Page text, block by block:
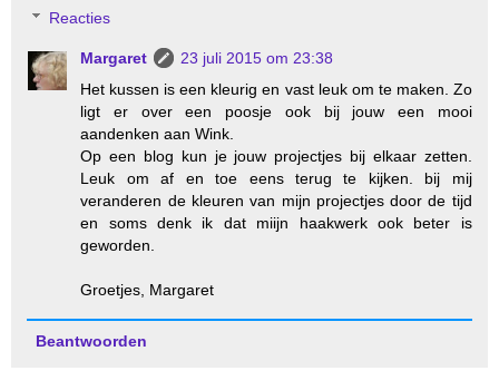
Reacties
Margaret
23 juli 2015 om 23:38
Het kussen is een kleurig en vast leuk om te maken. Zo
ligt er over een poosje ook bij jouw een mooi
aandenken aan Wink.
Op een blog kun je jouw projectjes bij elkaar zetten.
Leuk om af en toe eens terug te kijken. bij mij
veranderen de kleuren van mijn projectjes door de tijd
en soms denk ik dat miijn haakwerk ook beter is
geworden.
Groetjes, Margaret
Beantwoorden